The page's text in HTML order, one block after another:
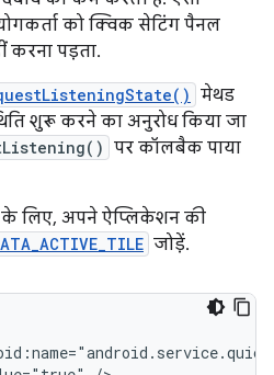
को क्विक सेटिंग पैनल
करना पड़ता.
मेथड
शुरू करने का अनुरोध किया जा
पर कॉलबैक पाया
के लिए, अपने ऐप्लिकेशन की
जोड़ें.